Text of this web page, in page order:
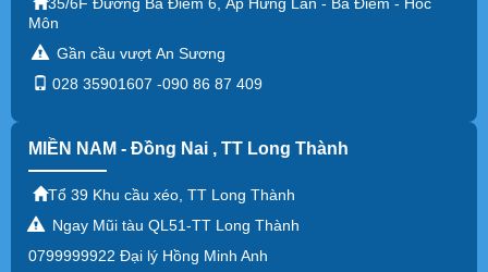
35/6F Đường Bà Điểm 6, Ấp Hưng Lân - Bà Điểm - Hóc
Môn
Gần cầu vượt An Sương
028 35901607 -090 86 87 409
MIỀN NAM - Đồng Nai , TT Long Thành
Tổ 39 Khu cầu xéo, TT Long Thành
Ngay Mũi tàu QL51-TT Long Thành
0799999922 Đại lý Hồng Minh Anh